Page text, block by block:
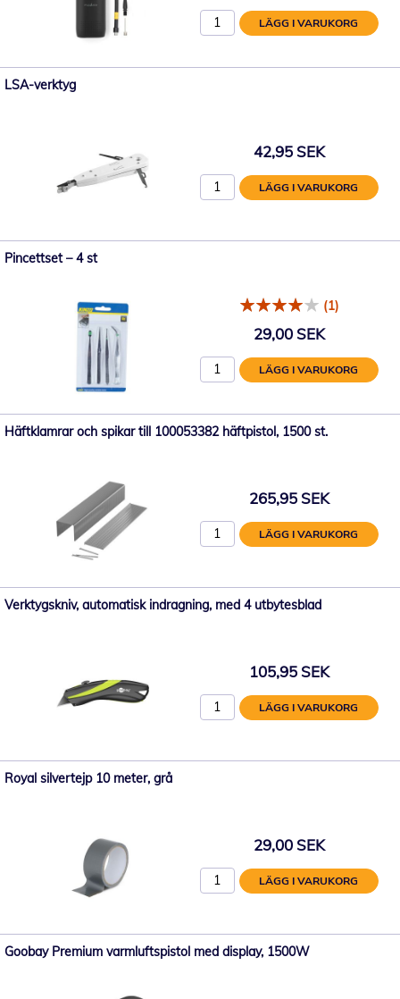
LÄGG I VARUKORG
LSA-verktyg
42,95 SEK
LÄGG I VARUKORG
Pincettset – 4 st
(1)
29,00 SEK
LÄGG I VARUKORG
Häftklamrar och spikar till 100053382 häftpistol, 1500 st.
265,95 SEK
LÄGG I VARUKORG
Verktygskniv, automatisk indragning, med 4 utbytesblad
105,95 SEK
LÄGG I VARUKORG
Royal silvertejp 10 meter, grå
29,00 SEK
LÄGG I VARUKORG
Goobay Premium varmluftspistol med display, 1500W